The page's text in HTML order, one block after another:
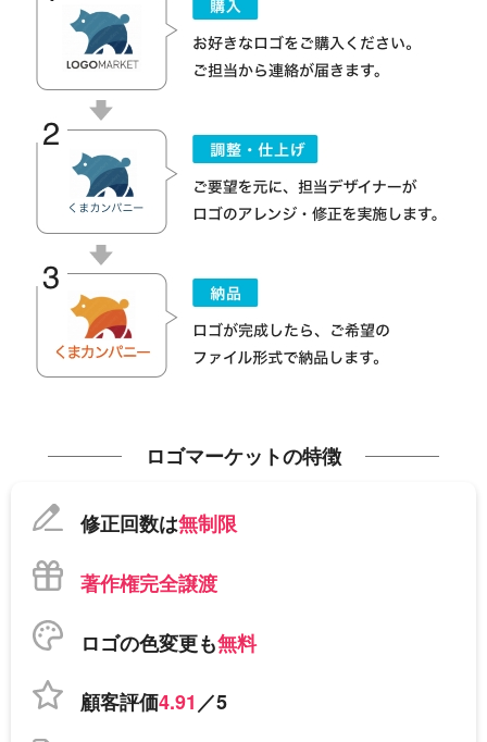
ロゴマーケットの特徴
修正回数は無制限
著作権完全譲渡
ロゴの色変更も無料
顧客評価4.91／5